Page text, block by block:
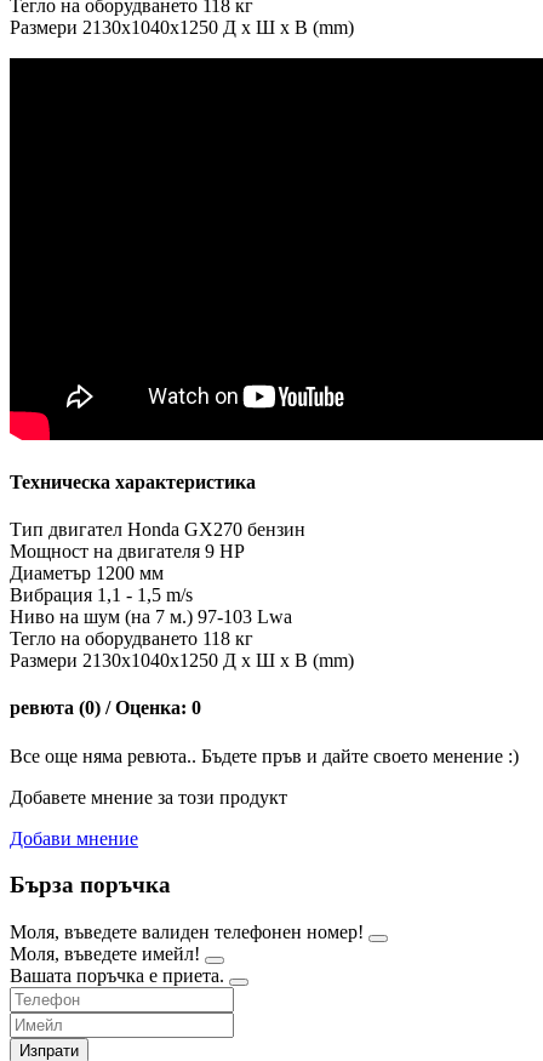
Тегло на оборудването 118 кг
Размери 2130x1040x1250 Д x Ш x В (mm)
Техническа характеристика
Тип двигател Honda GX270 бензин
Мощност на двигателя 9 HP
Диаметър 1200 мм
Вибрация 1,1 - 1,5 m/s
Ниво на шум (на 7 м.) 97-103 Lwa
Тегло на оборудването 118 кг
Размери 2130x1040x1250 Д x Ш x В (mm)
ревюта (0) / Оценка: 0
Все още няма ревюта.. Бъдете пръв и дайте своето менение :)
Добавете мнение за този продукт
Добави мнение
Бърза поръчка
Моля, въведете валиден телефонен номер!
Моля, въведете имейл!
Вашата поръчка е приета.
Изпрати